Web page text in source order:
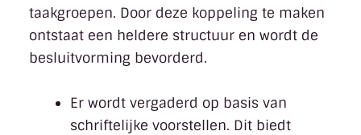
taakgroepen. Door deze koppeling te maken
ontstaat een heldere structuur en wordt de
besluitvorming bevorderd.
Er wordt vergaderd op basis van
schriftelijke voorstellen. Dit biedt